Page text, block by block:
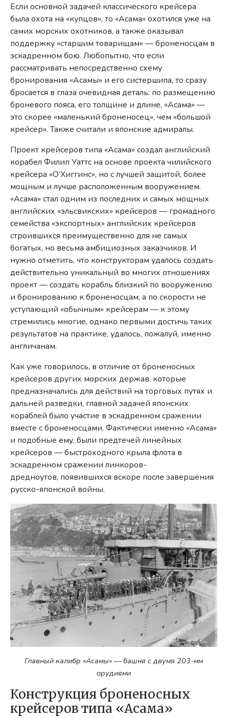
Если основной задачей классического крейсера
была охота на «купцов», то «Асама» охотился уже на
самих морских охотников, а также оказывал
поддержку «старшим товарищам» — броненосцам в
эскадренном бою. Любопытно, что если
рассматривать непосредственно схему
бронирования «Асамы» и его систершипа, то сразу
бросается в глаза очевидная деталь: по размещению
броневого пояса, его толщине и длине, «Асама» —
это скорее «маленький броненосец», чем «большой
крейсер». Также считали и японские адмиралы.
Проект крейсеров типа «Асама» создал английский
корабел Филип Уаттс на основе проекта чилийского
крейсера «О’Хиггинс», но с лучшей защитой, более
мощным и лучше расположенным вооружением.
«Асама» стал одним из последних и самых мощных
английских «эльсвикских» крейсеров — громадного
семейства «экспортных» английских крейсеров
строившихся преимущественно для не самых
богатых, но весьма амбициозных заказчиков. И
нужно отметить, что конструкторам удалось создать
действительно уникальный во многих отношениях
проект — создать корабль близкий по вооружению
и бронированию к броненосцам, а по скорости не
уступающий «обычным» крейсерам — к этому
стремились многие, однако первыми достичь таких
результатов на практике, удалось, пожалуй, именно
англичанам.
Как уже говорилось, в отличие от броненосных
крейсеров других морских держав, которые
предназначались для действий на торговых путях и
дальней разведки, главной задачей японских
кораблей было участие в эскадренном сражении
вместе с броненосцами. Фактически именно «Асама»
и подобные ему, были предтечей линейных
крейсеров — быстроходного крыла флота в
эскадренном сражении линкоров-
дредноутов, появившихся вскоре после завершения
русско-японской войны.
Главный калибр «Асамы» — башня с двумя 203-мм
орудиями
Конструкция броненосных
крейсеров типа «Асама»